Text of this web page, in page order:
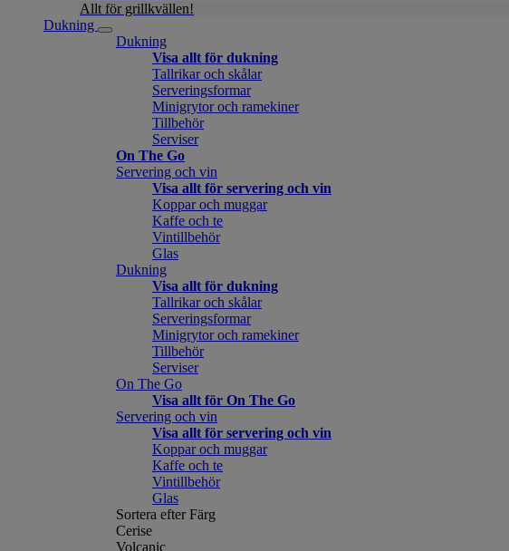
Allt för grillkvällen!
Dukning
Dukning
Visa allt för dukning
Tallrikar och skålar
Serveringsformar
Minigrytor och ramekiner
Tillbehör
Serviser
On The Go
Servering och vin
Visa allt för servering och vin
Koppar och muggar
Kaffe och te
Vintillbehör
Glas
Dukning
Visa allt för dukning
Tallrikar och skålar
Serveringsformar
Minigrytor och ramekiner
Tillbehör
Serviser
On The Go
Visa allt för On The Go
Servering och vin
Visa allt för servering och vin
Koppar och muggar
Kaffe och te
Vintillbehör
Glas
Sortera efter Färg
Cerise
Volcanic